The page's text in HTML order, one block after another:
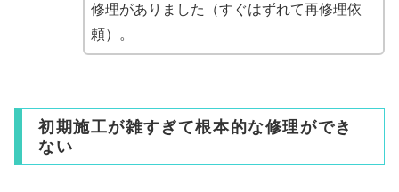
修理がありました（すぐはずれて再修理依
頼）。
初期施工が雑すぎて根本的な修理ができ
ない